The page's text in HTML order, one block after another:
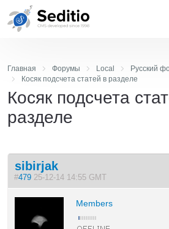
Главная Форумы Local
Русский
Косяк подсчета статей в разделе
Косяк подсчета
разделе
sibirjak
#479 25-12-14 14:55 GMT
Members